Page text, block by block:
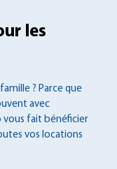
les
? Parce que
avec
vous fait bénéficier
vos locations